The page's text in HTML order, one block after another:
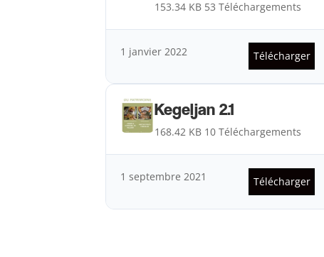
153.34 KB 53 Téléchargements
1 janvier 2022 Télécharger
Kegeljan 2.1
168.42 KB 10 Téléchargements
1 septembre 2021 Télécharger